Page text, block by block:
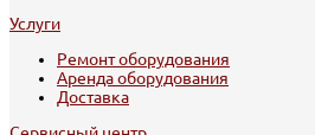
Услуги
Ремонт оборудования
Аренда оборудования
Доставка